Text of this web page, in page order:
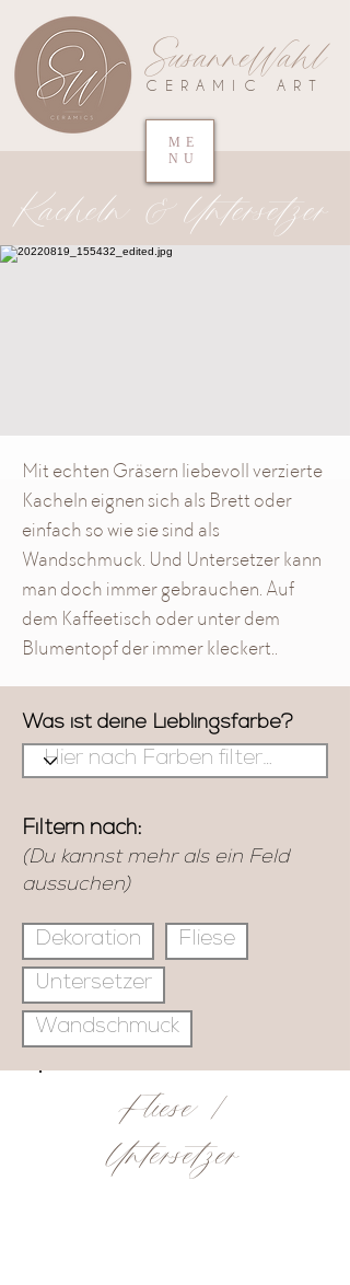
SusanneWahl
CERAMIC ART
ME
NU
Kacheln & Untersetzer
Mit echten Gräsern liebevoll verzierte
Kacheln eignen sich als Brett oder
einfach so wie sie sind als
Wandschmuck. Und Untersetzer kann
man doch immer gebrauchen. Auf
dem Kaffeetisch oder unter dem
Blumentopf der immer kleckert..
Was ist deine Lieblingsfarbe?
Filtern nach:
(Du kannst mehr als ein Feld
aussuchen)
Dekoration Fliese
Untersetzer
Wandschmuck
Fliese /
Untersetzer